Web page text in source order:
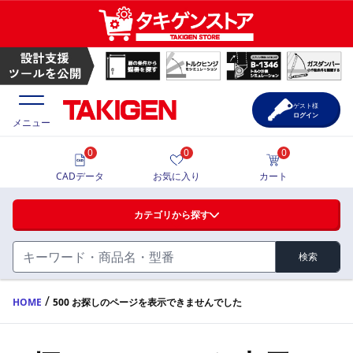
ハンドル・取手・つまみ・周辺機器
FA・A
蝶番・ステー・周辺機器
価格一覧
製品カタログ
メニュー
カテゴリから探す
検索
0
CADデータ
0
お気に入り
0
カート
ゲスト様
ログイン
HOME / 500 お探しのページを表示できませんでした